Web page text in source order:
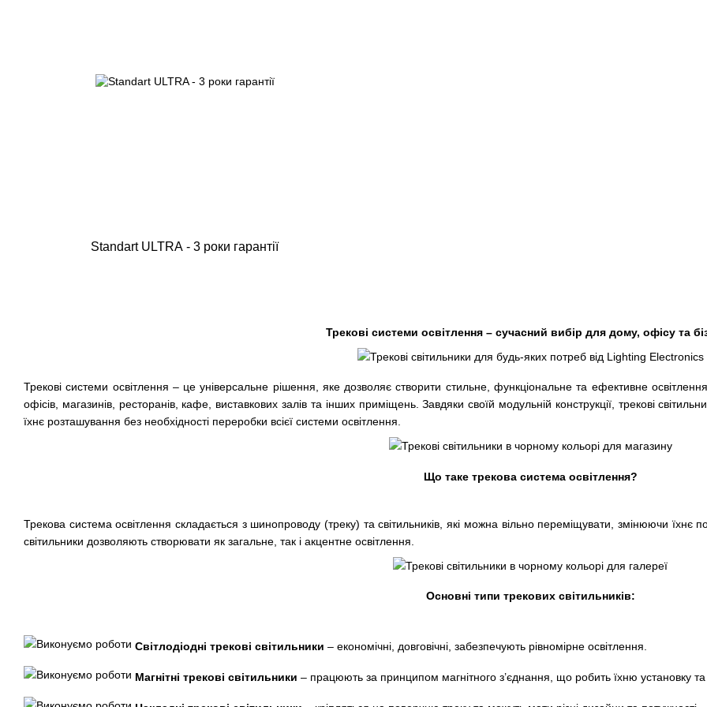
Трекові системи освітлення – сучасний вибір для дому, офісу та
Трекові системи освітлення – це універсальне рішення, яке дозволяє створити стильне, функціональне та ефективне
офісів, магазинів, ресторанів, кафе, виставкових залів та інших приміщень. Завдяки своїй модульній конструкції, трекові
їхнє розташування без необхідності переробки всієї системи освітлення.
Що таке трекова система освітлення?
Трекова система освітлення складається з шинопроводу (треку) та світильників, які можна вільно переміщувати, змінюючи їхнє
світильники дозволяють створювати як загальне, так і акцентне освітлення.
Основні типи трекових світильників:
Світлодіодні трекові світильники – економічні, довговічні, забезпечують рівномірне освітлення.
Магнітні трекові світильники – працюють за принципом магнітного з’єднання, що робить їхню установку
Standart ULTRA - 3 роки гарантії